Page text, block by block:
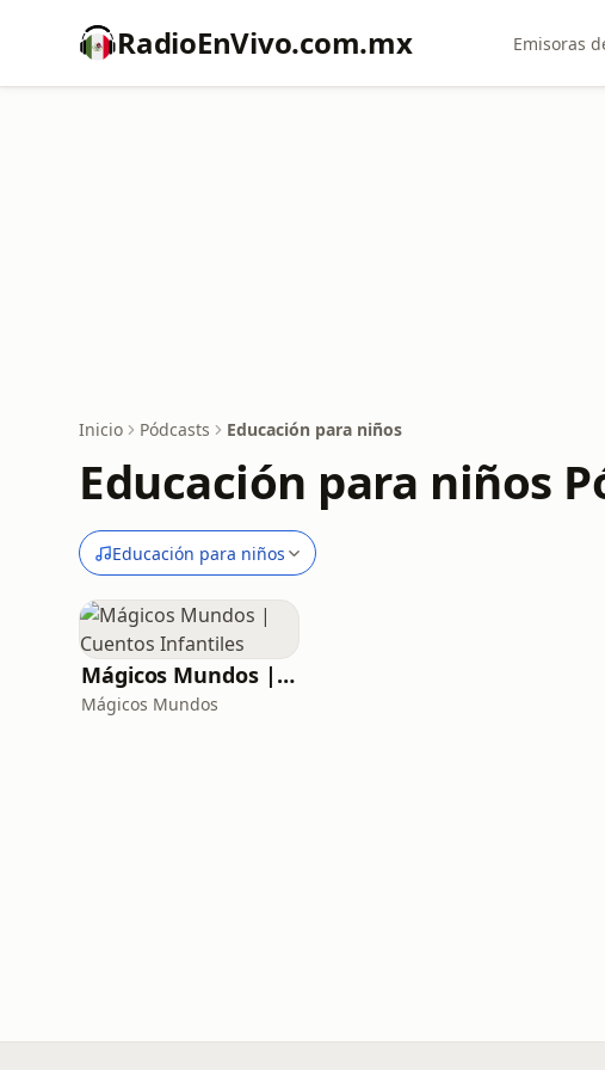
RadioEnVivo.com.mx Emisoras
Inicio Pódcasts Educación para niños
Educación para niños
Educación para niños
Mágicos Mundos | Cuentos Infantiles
Mágicos Mundos